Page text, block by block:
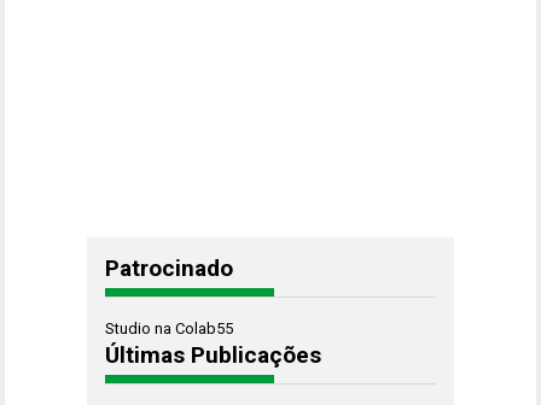
Patrocinado
Studio na Colab55
Últimas Publicações